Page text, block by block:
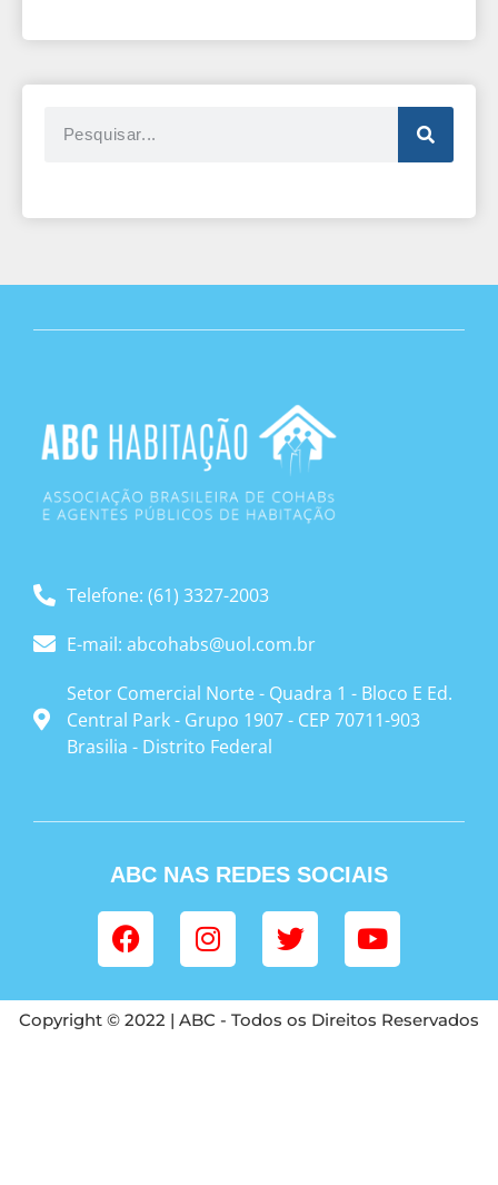
Telefone: (61) 3327-2003
E-mail: abcohabs@uol.com.br
Setor Comercial Norte - Quadra 1 - Bloco E Ed.
Central Park - Grupo 1907 - CEP 70711-903
Brasilia - Distrito Federal
ABC NAS REDES SOCIAIS
Copyright © 2022 | ABC - Todos os Direitos Reservados